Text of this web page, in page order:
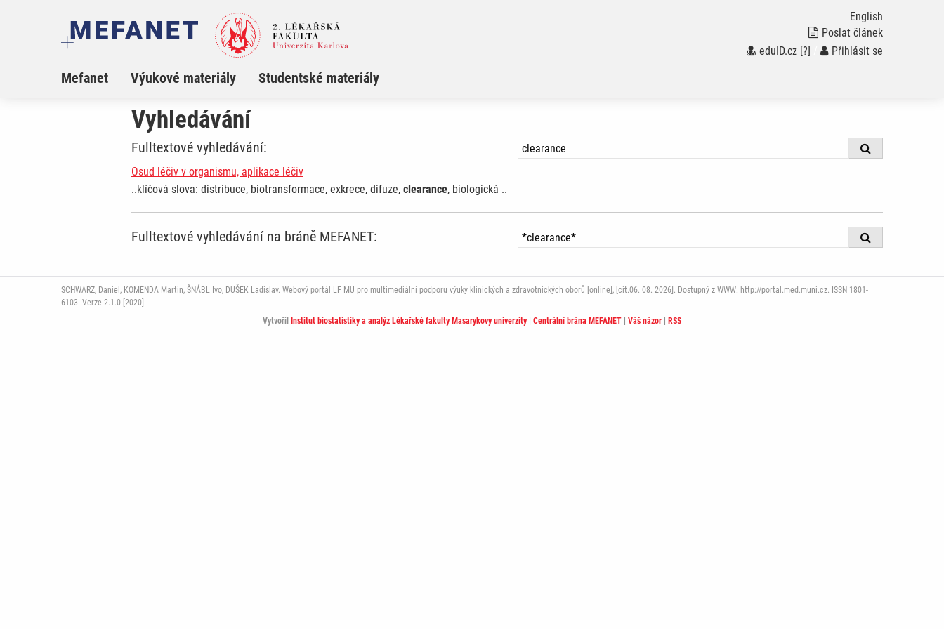
English
Poslat článek
eduID.cz [?] Přihlásit se
Mefanet Výukové materiály Studentské materiály
Vyhledávání
Fulltextové vyhledávání:
Osud léčiv v organismu, aplikace léčiv
..klíčová slova: distribuce, biotransformace, exkrece, difuze, clearance, biologická ..
Fulltextové vyhledávání na bráně MEFANET:
SCHWARZ, Daniel, KOMENDA Martin, ŠNÁBL Ivo, DUŠEK Ladislav. Webový portál LF MU pro multimediální podporu výuky klinických a zdravotnických oborů [online], [cit.06. 08. 2026]. Dostupný z WWW: http://portal.med.muni.cz. ISSN 1801-
6103. Verze 2.1.0 [2020].
Vytvořil
Institut biostatistiky a analýz Lékařské fakulty Masarykovy univerzity| Centrální brána MEFANET Váš názor RSS